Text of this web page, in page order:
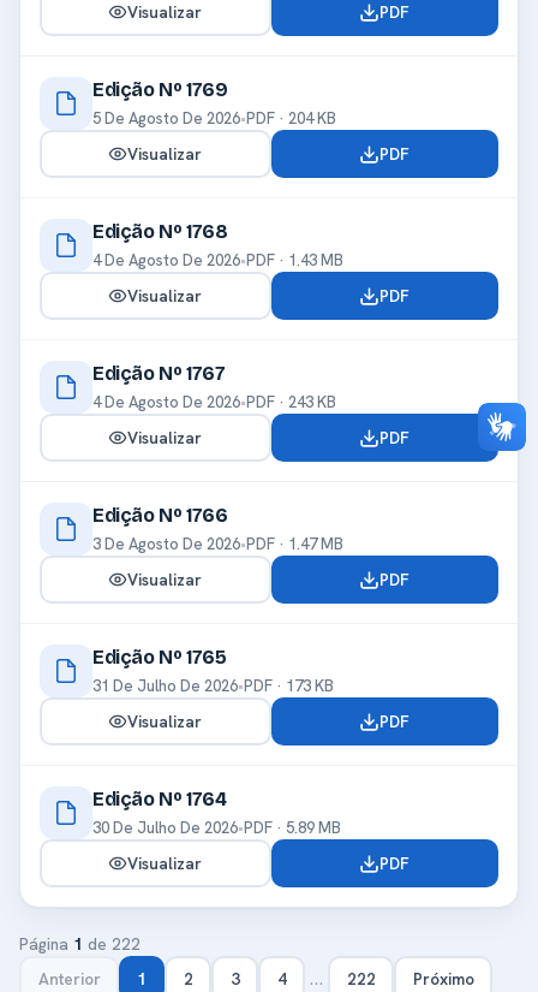
Visualizar PDF
Edição Nº 1769
5 De Agosto De 2026•PDF · 204 KB
Visualizar PDF
Edição Nº 1768
4 De Agosto De 2026•PDF · 1.43 MB
Visualizar PDF
Edição Nº 1767
4 De Agosto De 2026•PDF · 243 KB
Visualizar PDF
Edição Nº 1766
3 De Agosto De 2026•PDF · 1.47 MB
Visualizar PDF
Edição Nº 1765
31 De Julho De 2026•PDF · 173 KB
Visualizar PDF
Edição Nº 1764
30 De Julho De 2026•PDF · 5.89 MB
Visualizar PDF
Página 1 de 222
Anterior
1 2 3 4 … 222 Próximo